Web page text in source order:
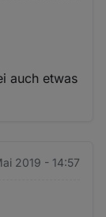
auch etwas
2019 - 14:57